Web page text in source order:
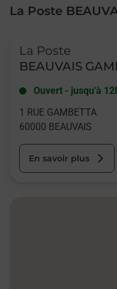
La Poste
La Poste
BEAUVAIS
Ouvert - jusqu'à
1 RUE GAMBETTA
60000 BEAUVAIS
En savoir plus